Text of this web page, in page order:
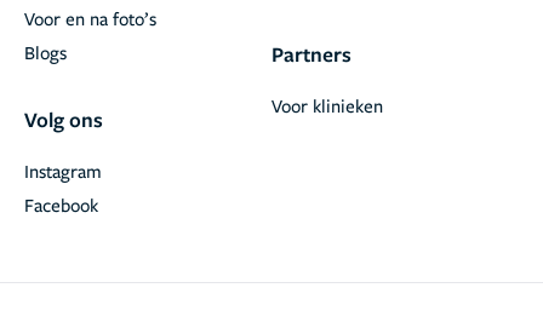
Voor en na foto’s
Blogs
Volg ons
Facebook
Instagram
Partners
Voor klinieken